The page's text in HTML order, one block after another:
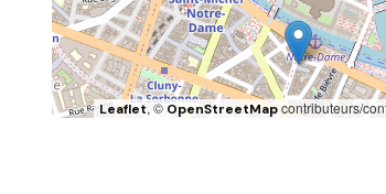
Leaflet, ©OpenStreetMapcontributeurs/